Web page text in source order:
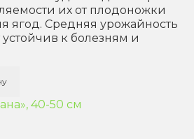
их от плодоножки
ягод. Средняя урожайность
устойчив к болезням и